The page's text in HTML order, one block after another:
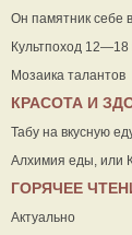
Он памятник себе
Культпоход
Мозаика талантов
КРАСОТА И
Табу на вкусную
Алхимия еды, или
ГОРЯЧЕЕ
Актуально